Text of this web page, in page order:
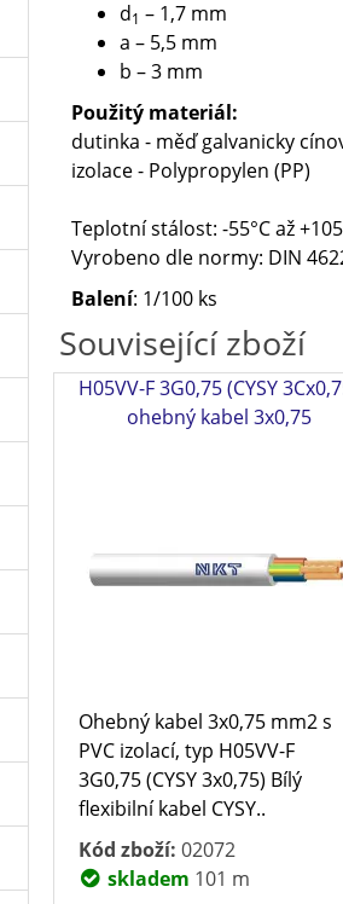
d1 – 1,7 mm
a – 5,5 mm
b – 3 mm
Použitý materiál:
dutinka - měď galvanicky
izolace - Polypropylen (PP)
Teplotní stálost: -55°C až
Vyrobeno dle normy: DIN
Balení: 1/100 ks
Související zboží
H05VV-F 3G0,75 (CYSY
ohebný kabel 3x0,75
Ohebný kabel 3x0,75 mm2 s
PVC izolací, typ H05VV-F
3G0,75 (CYSY 3x0,75) Bílý
flexibilní kabel CYSY..
Kód zboží: 02072
skladem 101 m